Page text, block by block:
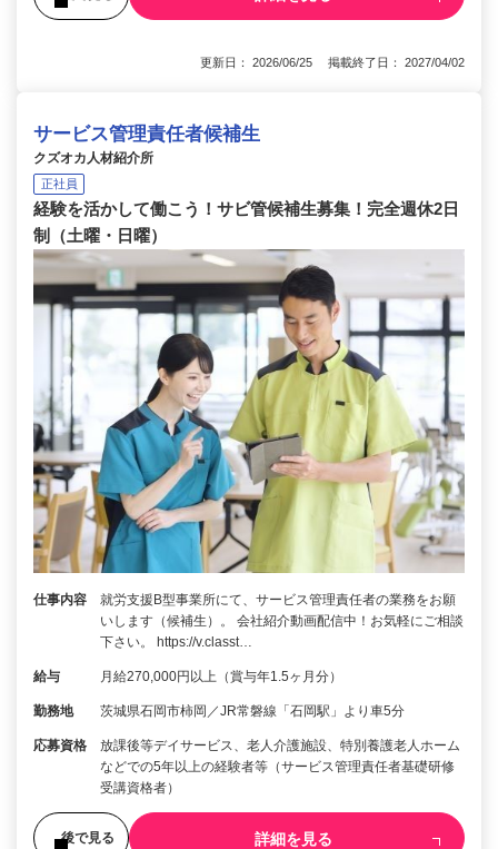
更新日： 2026/06/25 掲載終了日： 2027/04/02
サービス管理責任者候補生
クズオカ人材紹介所
正社員
経験を活かして働こう！サビ管候補生募集！完全週休2日
制（土曜・日曜）
仕事内容
就労支援B型事業所にて、サービス管理責任者の業務をお願
いします（候補生）。 会社紹介動画配信中！お気軽にご相談
下さい。 https://v.classt…
給与 月給270,000円以上（賞与年1.5ヶ月分）
勤務地 茨城県石岡市柿岡／JR常磐線「石岡駅」より車5分
応募資格
放課後等デイサービス、老人介護施設、特別養護老人ホーム
などでの5年以上の経験者等（サービス管理責任者基礎研修
受講資格者）
後で見る 詳細を見る